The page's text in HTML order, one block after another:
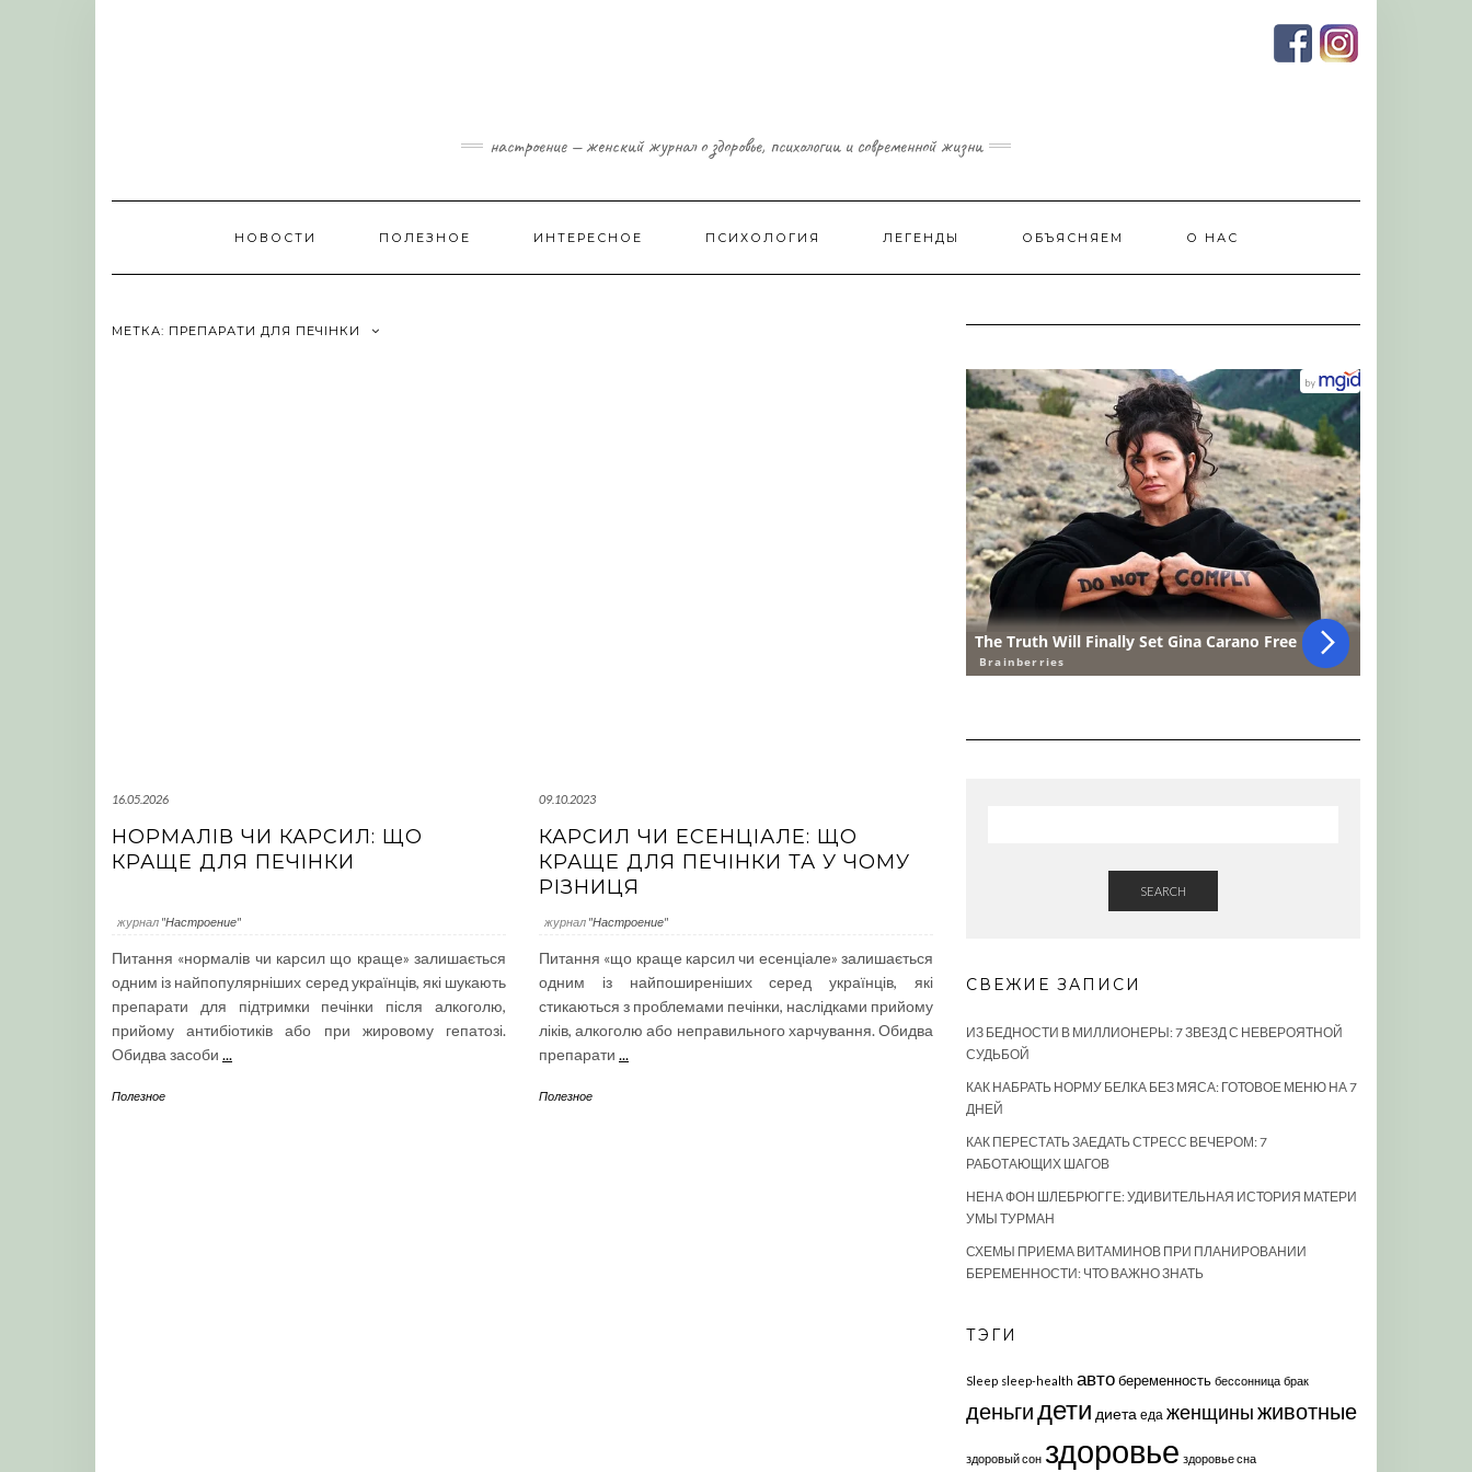
настроение — женский журнал о здоровье, психологии и современной жизни
НОВОСТИ ПОЛЕЗНОЕ ИНТЕРЕСНОЕ ПСИХОЛОГИЯ ЛЕГЕНДЫ ОБЪЯСНЯЕМ О НАС
МЕТКА: ПРЕПАРАТИ ДЛЯ ПЕЧІНКИ
16.05.2026
НОРМАЛІВ ЧИ КАРСИЛ: ЩО
КРАЩЕ ДЛЯ ПЕЧІНКИ
журнал "Настроение"
Питання «нормалів чи карсил що краще» залишається
одним із найпопулярніших серед українців, які шукають
препарати для підтримки печінки після алкоголю,
прийому антибіотиків або при жировому гепатозі.
Обидва засоби ...
Полезное
09.10.2023
КАРСИЛ ЧИ ЕСЕНЦІАЛЕ: ЩО
КРАЩЕ ДЛЯ ПЕЧІНКИ ТА У ЧОМУ
РІЗНИЦЯ
журнал "Настроение"
Питання «що краще карсил чи есенціале» залишається
одним із найпоширеніших серед українців, які
стикаються з проблемами печінки, наслідками прийому
ліків, алкоголю або неправильного харчування. Обидва
препарати ...
Полезное
SEARCH
СВЕЖИЕ ЗАПИСИ
ИЗ БЕДНОСТИ В МИЛЛИОНЕРЫ: 7 ЗВЕЗД С НЕВЕРОЯТНОЙ
СУДЬБОЙ
КАК НАБРАТЬ НОРМУ БЕЛКА БЕЗ МЯСА: ГОТОВОЕ МЕНЮ НА 7
ДНЕЙ
КАК ПЕРЕСТАТЬ ЗАЕДАТЬ СТРЕСС ВЕЧЕРОМ: 7
РАБОТАЮЩИХ ШАГОВ
НЕНА ФОН ШЛЕБРЮГГЕ: УДИВИТЕЛЬНАЯ ИСТОРИЯ МАТЕРИ
УМЫ ТУРМАН
СХЕМЫ ПРИЕМА ВИТАМИНОВ ПРИ ПЛАНИРОВАНИИ
БЕРЕМЕННОСТИ: ЧТО ВАЖНО ЗНАТЬ
ТЭГИ
Sleep sleep-health автобеременность бессонница брак
деньгидети диета еда женщиныживотные
здоровый сон здоровье здоровье сна